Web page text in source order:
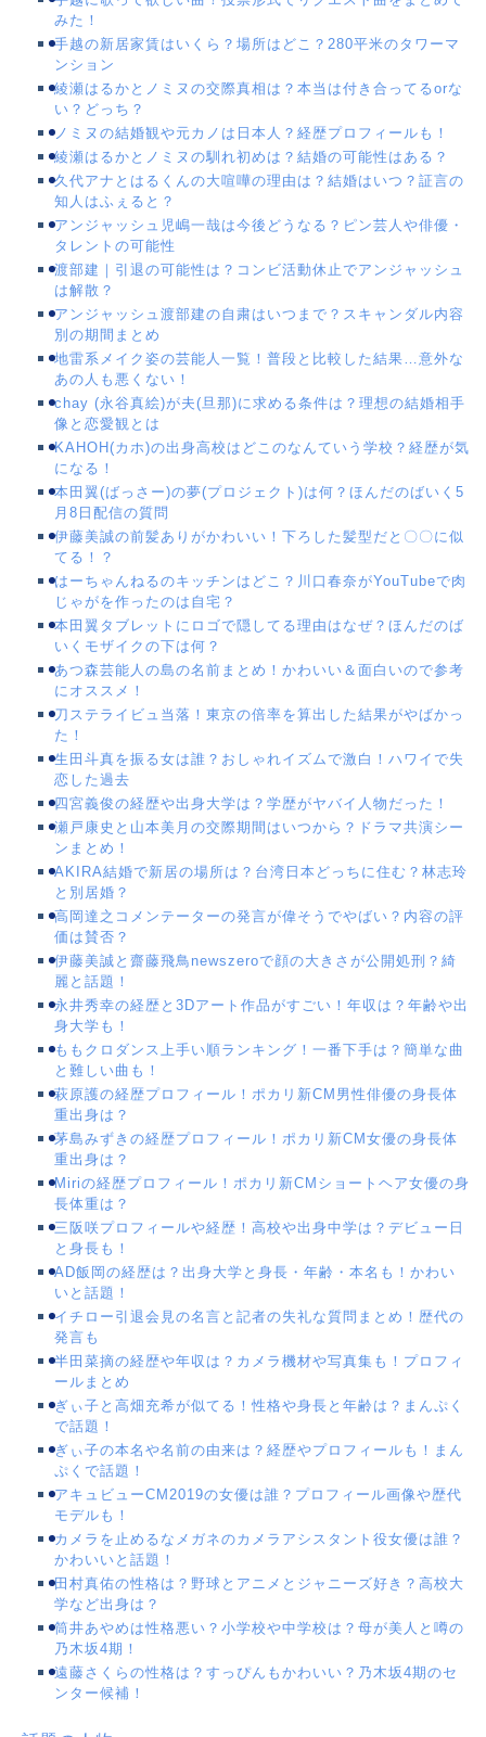
みた！
手越の新居家賃はいくら？場所はどこ？280平米のタワーマ
ンション
綾瀬はるかとノミヌの交際真相は？本当は付き合ってるorな
い？どっち？
ノミヌの結婚観や元カノは日本人？経歴プロフィールも！
綾瀬はるかとノミヌの馴れ初めは？結婚の可能性はある？
久代アナとはるくんの大喧嘩の理由は？結婚はいつ？証言の
知人はふぇると？
アンジャッシュ児嶋一哉は今後どうなる？ピン芸人や俳優・
タレントの可能性
渡部建｜引退の可能性は？コンビ活動休止でアンジャッシュ
は解散？
アンジャッシュ渡部建の自粛はいつまで？スキャンダル内容
別の期間まとめ
地雷系メイク姿の芸能人一覧！普段と比較した結果…意外な
あの人も悪くない！
chay (永谷真絵)が夫(旦那)に求める条件は？理想の結婚相手
像と恋愛観とは
KAHOH(カホ)の出身高校はどこのなんていう学校？経歴が気
になる！
本田翼(ばっさー)の夢(プロジェクト)は何？ほんだのばいく5
月8日配信の質問
伊藤美誠の前髪ありがかわいい！下ろした髪型だと〇〇に似
てる！？
はーちゃんねるのキッチンはどこ？川口春奈がYouTubeで肉
じゃがを作ったのは自宅？
本田翼タブレットにロゴで隠してる理由はなぜ？ほんだのば
いくモザイクの下は何？
あつ森芸能人の島の名前まとめ！かわいい＆面白いので参考
にオススメ！
刀ステライビュ当落！東京の倍率を算出した結果がやばかっ
た！
生田斗真を振る女は誰？おしゃれイズムで激白！ハワイで失
恋した過去
四宮義俊の経歴や出身大学は？学歴がヤバイ人物だった！
瀬戸康史と山本美月の交際期間はいつから？ドラマ共演シー
ンまとめ！
AKIRA結婚で新居の場所は？台湾日本どっちに住む？林志玲
と別居婚？
高岡達之コメンテーターの発言が偉そうでやばい？内容の評
価は賛否？
伊藤美誠と齋藤飛鳥newszeroで顔の大きさが公開処刑？綺
麗と話題！
永井秀幸の経歴と3Dアート作品がすごい！年収は？年齢や出
身大学も！
ももクロダンス上手い順ランキング！一番下手は？簡単な曲
と難しい曲も！
萩原護の経歴プロフィール！ポカリ新CM男性俳優の身長体
重出身は？
茅島みずきの経歴プロフィール！ポカリ新CM女優の身長体
重出身は？
Miriの経歴プロフィール！ポカリ新CMショートヘア女優の身
長体重は？
三阪咲プロフィールや経歴！高校や出身中学は？デビュー日
と身長も！
AD飯岡の経歴は？出身大学と身長・年齢・本名も！かわい
いと話題！
イチロー引退会見の名言と記者の失礼な質問まとめ！歴代の
発言も
半田菜摘の経歴や年収は？カメラ機材や写真集も！プロフィ
ールまとめ
ぎぃ子と高畑充希が似てる！性格や身長と年齢は？まんぷく
で話題！
ぎぃ子の本名や名前の由来は？経歴やプロフィールも！まん
ぷくで話題！
アキュビューCM2019の女優は誰？プロフィール画像や歴代
モデルも！
カメラを止めるなメガネのカメラアシスタント役女優は誰？
かわいいと話題！
田村真佑の性格は？野球とアニメとジャニーズ好き？高校大
学など出身は？
筒井あやめは性格悪い？小学校や中学校は？母が美人と噂の
乃木坂4期！
遠藤さくらの性格は？すっぴんもかわいい？乃木坂4期のセ
ンター候補！